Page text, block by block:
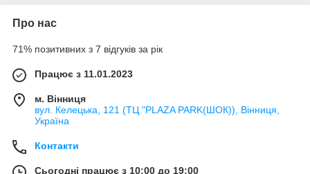
Про нас
71% позитивних з 7 відгуків за рік
Працює з 11.01.2023
м. Вінниця
вул. Келецька, 121 (ТЦ "PLAZA PARK(ШОК)), Вінниця,
Україна
Контакти
Сьогодні працює з 10:00 до 19:00